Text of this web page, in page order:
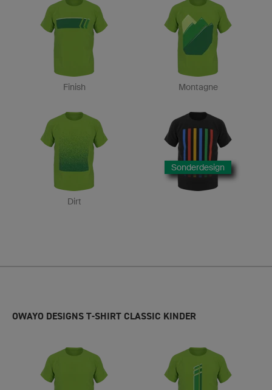
Finish Montagne
Dirt
Sonderdesign
OWAYO DESIGNS T-SHIRT CLASSIC KINDER